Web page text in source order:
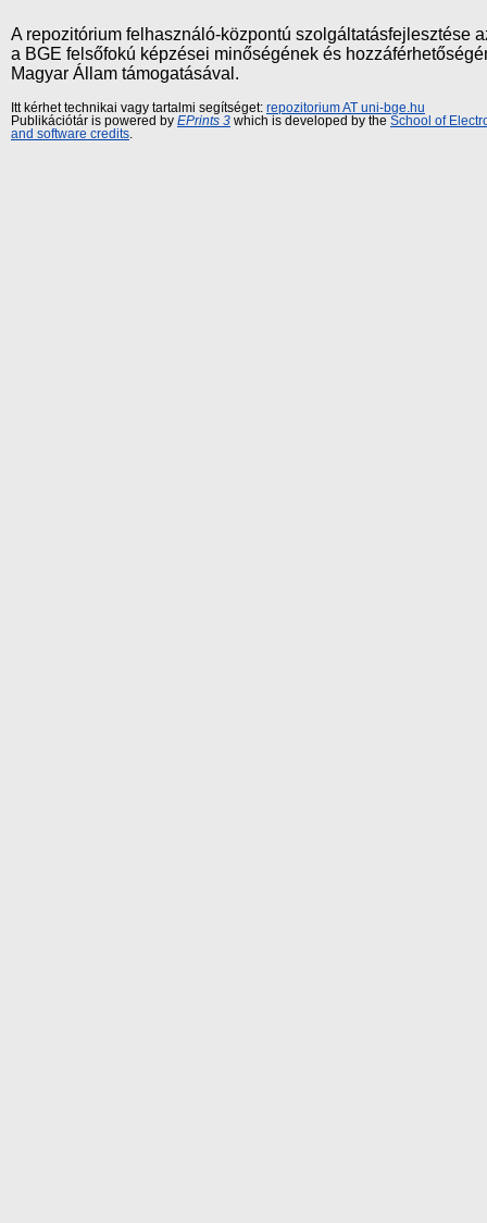
A repozitórium felhasználó-központú szolgáltatásfejlesztése
a BGE felsőfokú képzései minőségének és
Magyar Állam támogatásával.
Itt kérhet technikai vagy tartalmi segítséget: repozitorium AT uni-bge.hu
Publikációtár is powered by EPrints 3 which is developed by the School of
and software credits